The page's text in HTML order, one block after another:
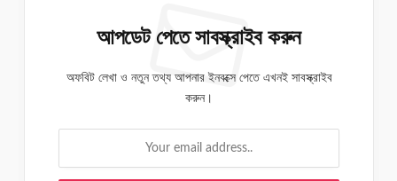
আপডেট পেতে সাবস্ক্রাইব করুন
অফবিট লেখা ও নতুন তথ্য আপনার ইনবক্সে পেতে এখনই সাবস্ক্রাইব
করুন।